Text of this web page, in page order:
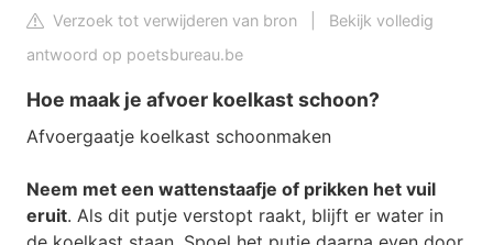
Verzoek tot verwijderen van bron
Bekijk volledig
antwoord op poetsbureau.be
Hoe maak je afvoer koelkast schoon?
Afvoergaatje koelkast schoonmaken
Neem met een wattenstaafje of prikken het vuil
eruit. Als dit putje verstopt raakt, blijft er water in